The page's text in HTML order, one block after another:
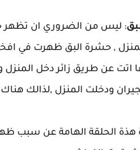
: ليس من الضروري ان تظهر
, حشرة البق ظهرت في
اتت عن طريق زائر دخل
ودخلت المنزل ,لذالك
الحلقة الهامة عن سبب